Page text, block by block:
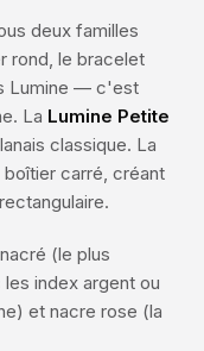
deux familles
rond, le bracelet
Lumine — c'est
La Lumine Petite
classique. La
carré, créant
(le plus
index argent ou
et nacre rose (la